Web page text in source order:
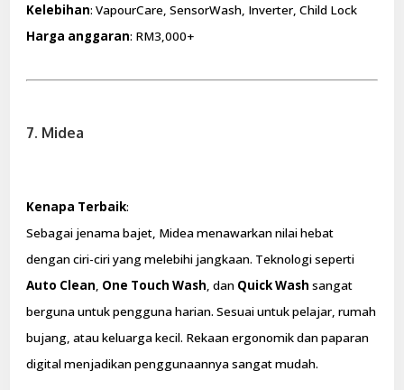
Kelebihan: VapourCare, SensorWash, Inverter, Child Lock
Harga anggaran: RM3,000+
7. Midea
Kenapa Terbaik:
Sebagai jenama bajet, Midea menawarkan nilai hebat
dengan ciri-ciri yang melebihi jangkaan. Teknologi seperti
Auto Clean, One Touch Wash, dan Quick Wash sangat
berguna untuk pengguna harian. Sesuai untuk pelajar, rumah
bujang, atau keluarga kecil. Rekaan ergonomik dan paparan
digital menjadikan penggunaannya sangat mudah.